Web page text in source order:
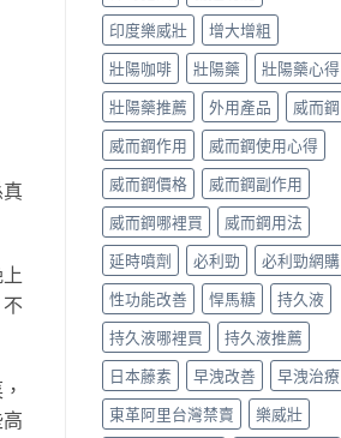
印度樂威壯
增大增粗
壯陽咖啡
壯陽藥
壯陽藥心得
壯陽藥推薦
外用產品
威而鋼
威而鋼作用
威而鋼使用心得
威而鋼價格
威而鋼副作用
威而鋼哪裡買
威而鋼用法
延時噴劑
必利勁
必利勁網購
性功能改善
悍馬糖
持久液
持久液哪裡買
持久液推薦
日本藤素
早洩改善
早洩治療
東革阿里台灣禁賣
樂威壯